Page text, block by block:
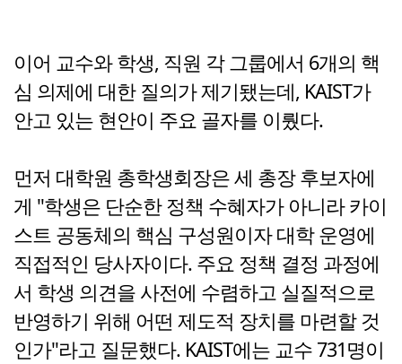
이어 교수와 학생, 직원 각 그룹에서 6개의 핵
심 의제에 대한 질의가 제기됐는데, KAIST가
안고 있는 현안이 주요 골자를 이뤘다.
먼저 대학원 총학생회장은 세 총장 후보자에
게 "학생은 단순한 정책 수혜자가 아니라 카이
스트 공동체의 핵심 구성원이자 대학 운영에
직접적인 당사자이다. 주요 정책 결정 과정에
서 학생 의견을 사전에 수렴하고 실질적으로
반영하기 위해 어떤 제도적 장치를 마련할 것
인가"라고 질문했다. KAIST에는 교수 731명이